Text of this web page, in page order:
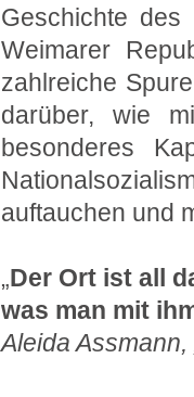
Geschichte des
Weimarer
zahlreiche
darüber, wie
besonderes
auftauchen und
„Der Ort ist all
was man mit
Aleida